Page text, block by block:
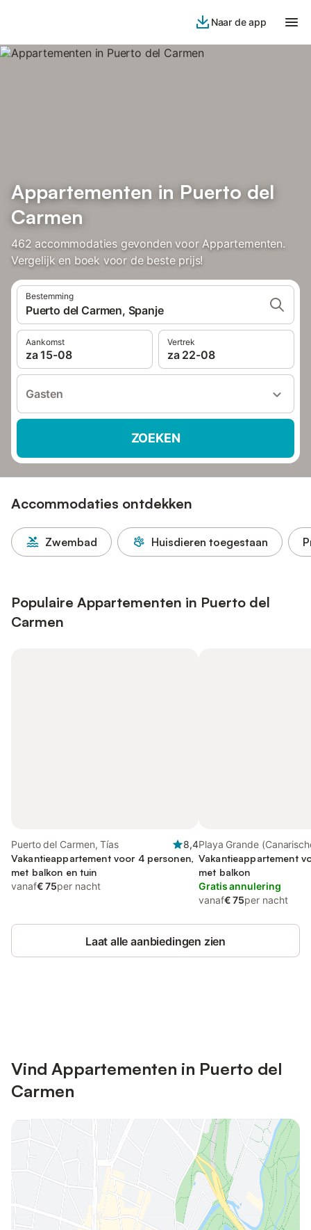
Naar de app
Appartementen in Puerto del
Carmen
462 accommodaties gevonden voor Appartementen.
Vergelijk en boek voor de beste prijs!
Bestemming
Puerto del Carmen, Spanje
Aankomst
za 15-08
Vertrek
za 22-08
Gasten
ZOEKEN
Accommodaties ontdekken
Zwembad Huisdieren toegestaan
Populaire Appartementen in Puerto del
Carmen
Puerto del Carmen, Tías
8,4
Vakantieappartement voor 4 personen,
met balkon en tuin
vanaf€ 75per nacht
Playa Grande
Eilanden), Tías
Vakantieappartement
met balkon
Gratis annulering
vanaf€ 75per nacht
Laat alle aanbiedingen zien
Vind Appartementen in Puerto del
Carmen